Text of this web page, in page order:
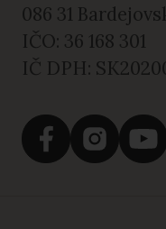
086 31
IČO: 36 168 301
IČ DPH: